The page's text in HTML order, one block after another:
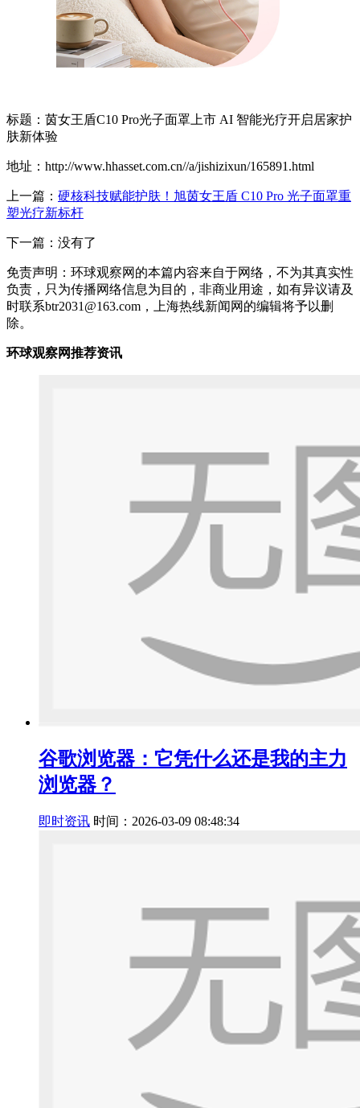
标题：茵女王盾C10 Pro光子面罩上市 AI 智能光疗开启居家护
肤新体验
地址：http://www.hhasset.com.cn//a/jishizixun/165891.html
上一篇： 硬核科技赋能护肤！旭茵女王盾 C10 Pro 光子面罩重
塑光疗新标杆
下一篇：没有了
免责声明：环球观察网的本篇内容来自于网络，不为其真实性
负责，只为传播网络信息为目的，非商业用途，如有异议请及
时联系btr2031@163.com，上海热线新闻网的编辑将予以删
除。
环球观察网推荐资讯
谷歌浏览器：它凭什么还是我的主力
浏览器？
即时资讯 时间：2026-03-09 08:48:34